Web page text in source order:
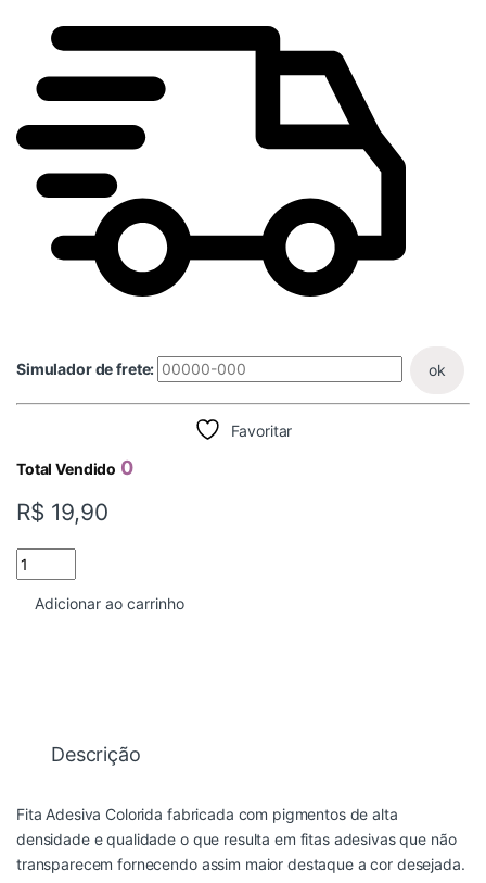
Simulador de frete: ok
Favoritar
Total Vendido 0
R$ 19,90
FITA DEMARCACAO AMARELA PVC 48MMX14M ADELBRAS
Adicionar ao carrinho
Descrição
Fita Adesiva Colorida fabricada com pigmentos de alta
densidade e qualidade o que resulta em fitas adesivas que não
transparecem fornecendo assim maior destaque a cor desejada.